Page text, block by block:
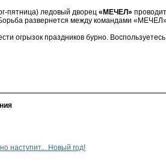
пятница) ледовый дворец «МЕЧЕЛ»
развернется между командами
огрызок праздников бурно.
наступит... Новый год!